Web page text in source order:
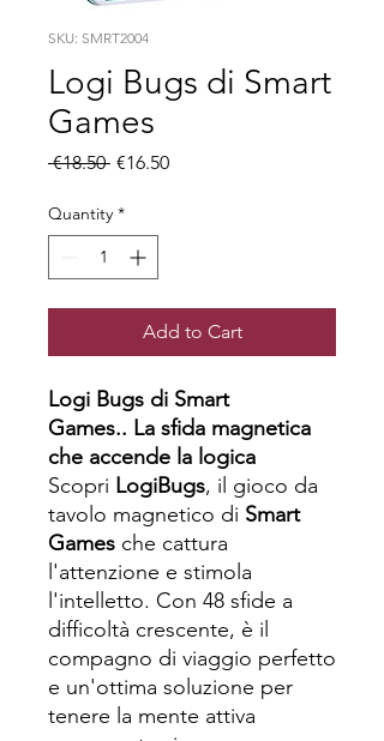
SKU: SMRT2004
Logi Bugs di Smart
Games
€18.50 Regular
€16.50Sale
Quantity *
Add to Cart
Logi Bugs di Smart
Games.. La sfida magnetica
che accende la logica
Scopri LogiBugs, il gioco da
tavolo magnetico di Smart
Games che cattura
l'attenzione e stimola
l'intelletto. Con 48 sfide a
difficoltà crescente, è il
compagno di viaggio perfetto
e un'ottima soluzione per
tenere la mente attiva